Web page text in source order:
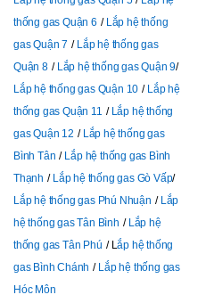
thống gas Quận 6
Lắp hệ thống
gas Quận 7
Lắp hệ thống gas
Quận 8
Lắp hệ thống gas Quận 9
Lắp hệ thống gas Quận 10
Lắp hệ
thống gas Quận 11
Lắp hệ thống
gas Quận 12
Lắp hệ thống gas
Bình Tân
Lắp hệ thống gas Bình
Thạnh
Lắp hệ thống gas Gò Vấp
Lắp hệ thống gas Phú Nhuận
Lắp
hệ thống gas Tân Bình
Lắp hệ
thống gas Tân Phú
Lắp hệ thống
gas Bình Chánh
Lắp hệ thống gas
Hóc Môn